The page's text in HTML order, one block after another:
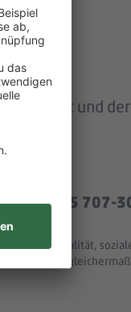
und der
+49 8165 707-
und Nationalität,
Merkmale -